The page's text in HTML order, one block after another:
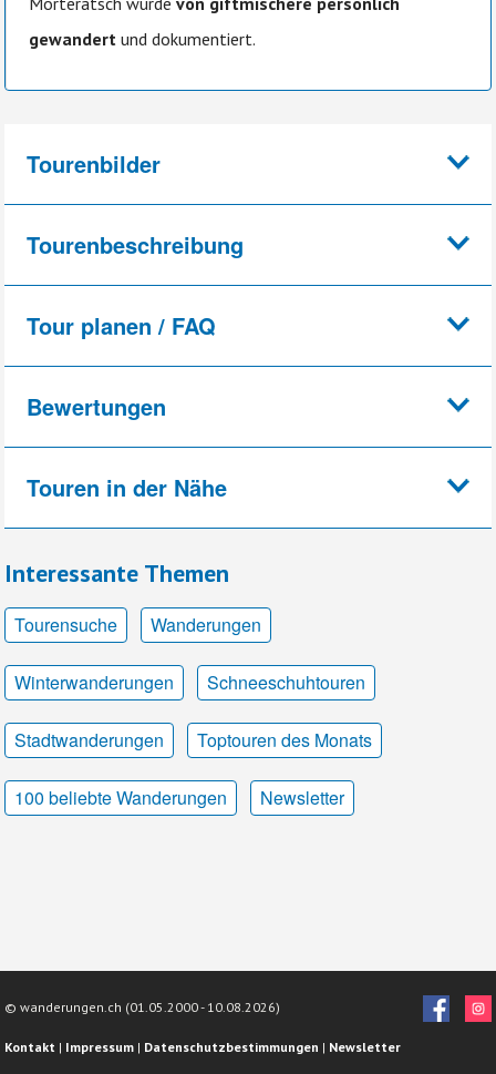
gewandert und dokumentiert.
Tourenbilder
Tourenbeschreibung
Tour planen / FAQ
Bewertungen
Touren in der Nähe
Interessante Themen
Tourensuche Wanderungen
Winterwanderungen Schneeschuhtouren
Stadtwanderungen Toptouren des Monats
100 beliebte Wanderungen Newsletter
© wanderungen.ch (01.05.2000 - 10.08.2026)
Kontakt | Impressum | Datenschutzbestimmungen | Newsletter